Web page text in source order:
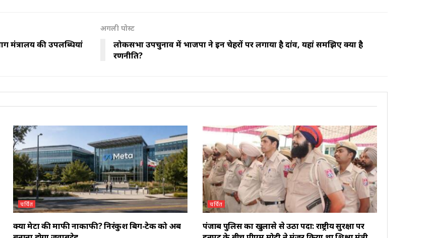
मंत्रालय की उपलब्धियां
अगली पोस्ट
लोकसभा उपचुनाव में भाजपा ने इन चेहरों पर लगाया है दांव, यहां समझिए क्या है
रणनीति?
चर्चित
क्या मेटा की माफी नाकाफी? निरंकुश बिग-टेक को अब
चर्चित
पंजाब पुलिस का खुलासे से उठा पर्दा: राष्ट्रीय सुरक्षा पर